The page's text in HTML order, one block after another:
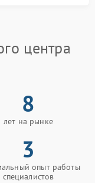
центра
8
лет на рынке
3
опыт работы
специалистов